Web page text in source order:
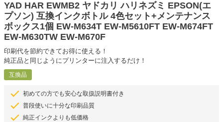
説明書ダウンロード
YAD HAR EWMB2 ヤドカリ ハリネズミ EPSON(エ
プソン) 互換インクボトル 4色セット+メンテナンス
ボックス1個 EW-M634T EW-M5610FT EW-M674FT
EW-M630TW EW-M670F
印刷代を節約できてお得に使える！
純正品と同じようにプリンターに注入するだけ！
互換品
初めての方でも安心な取扱説明書付き
普段使いに十分な印刷品質
純正インクよりも低価格